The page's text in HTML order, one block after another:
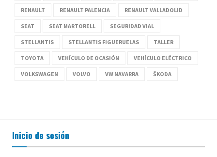
RENAULT RENAULT PALENCIA RENAULT VALLADOLID
SEAT SEAT MARTORELL SEGURIDAD VIAL
STELLANTIS STELLANTIS FIGUERUELAS TALLER
TOYOTA VEHÍCULO DE OCASIÓN VEHÍCULO ELÉCTRICO
VOLKSWAGEN VOLVO VW NAVARRA ŠKODA
Inicio de sesión